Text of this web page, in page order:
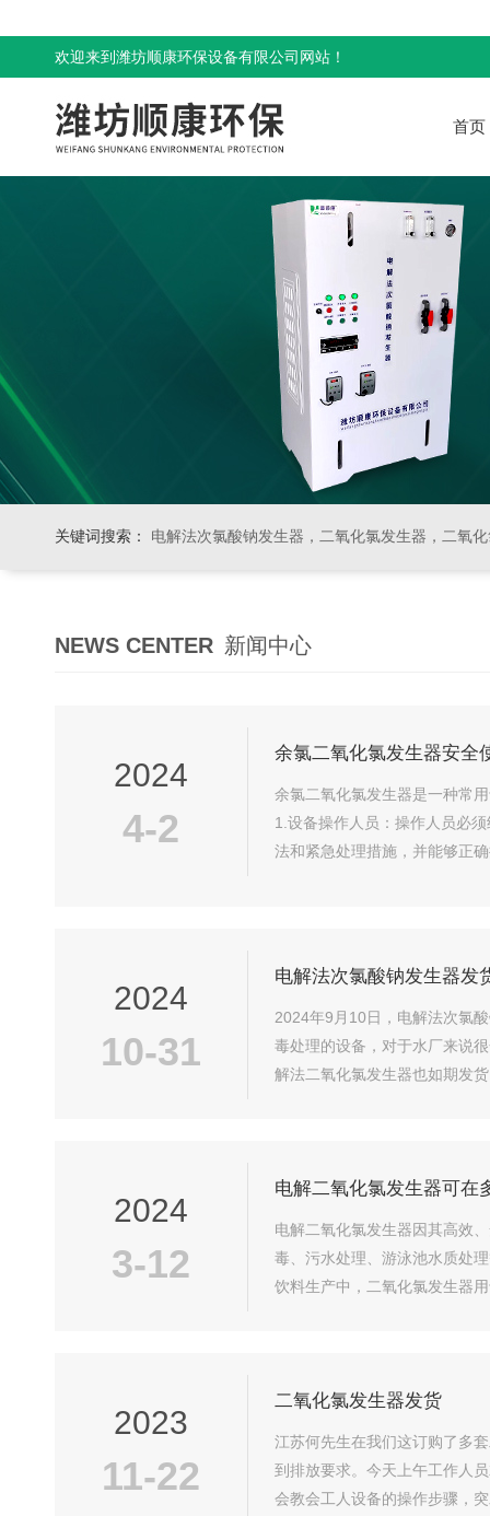
欢迎来到潍坊顺康环保设备有限公司网站！
首页
关键词搜索： 电解法次氯酸钠发生器，二氧化氯发生器，二氧化氯投加器，缓释消毒器
NEWS CENTER 新闻中心
2024
4-2
余氯二氧化氯发生器安全
余氯二氧化氯发生器是一种常
1.设备操作人员：操作人员必
法和紧急处理措施，并能够正
2024
10-31
电解法次氯酸钠发生器发
2024年9月10日，电解法次氯
毒处理的设备，对于水厂来说
解法二氧化氯发生器也如期发
2024
3-12
电解二氧化氯发生器可在
电解二氧化氯发生器因其高效
毒、污水处理、游泳池水质处
饮料生产中，二氧化氯发生器
2023
11-22
二氧化氯发生器发货
江苏何先生在我们这订购了多
到排放要求。今天上午工作人
会教会工人设备的操作步骤，